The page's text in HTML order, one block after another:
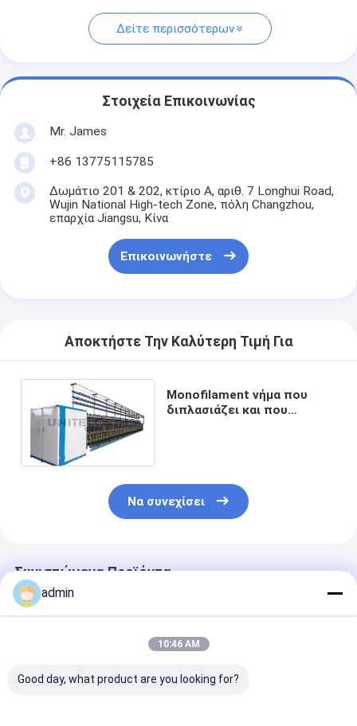
Δείτε περισσότερων
Στοιχεία Επικοινωνίας
Mr. James
+86 13775115785
Δωμάτιο 201 & 202, κτίριο Α, αριθ. 7 Longhui Road,
Wujin National High-tech Zone, πόλη Changzhou,
επαρχία Jiangsu, Κίνα
Επικοινωνήστε
Αποκτήστε Την Καλύτερη Τιμή Για
Monofilament νήμα που
διπλασιάζει και που
Να συνεχίσει
Συνιστώμενα Προϊόντα
admin
10:46 AM
Good day, what product are you looking for?